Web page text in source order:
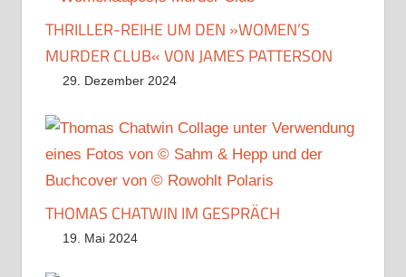
THRILLER-REIHE UM DEN »WOMEN’S
MURDER CLUB« VON JAMES PATTERSON
29. Dezember 2024
THOMAS CHATWIN IM GESPRÄCH
19. Mai 2024